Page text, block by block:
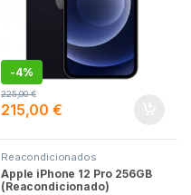
-4%
215,00€
225,00€
Reacondicionados
Apple iPhone 12 Pro 256GB
(Reacondicionado)